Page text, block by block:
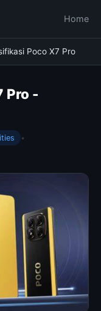
Home
Poco X7 Pro
Pro -
•